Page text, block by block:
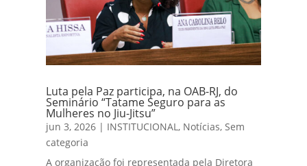
Luta pela Paz participa, na OAB-RJ, do
Seminário “Tatame Seguro para as
Mulheres no Jiu-Jitsu”
jun 3, 2026 | INSTITUCIONAL , Notícias, Sem
categoria
A organização foi representada pela Diretora